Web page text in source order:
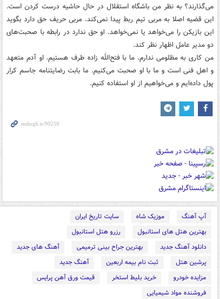
می‌گذارند؟ به نظر من باشگاه استقلال در حال حاشیه درست کردن است.
این قضیه اصلا به مربی تیم ربط پیدا نمی‌کند. مربی حریف حق دارد بگوید
این بازیکن را می‌خواهد یا نمی‌خواهد. او حق ندارد در رابطه با صحبت‌های
دو مدیر عامل اظهار نظر کند.
من کاری به مظلومی ندارم. ما با فتح‌الله زاده طرف هستیم. او آدم متعهد
و اهل فنی است و ما با او صحبت می‌کنیم. ما بابت رضایتنامه جاسم کرار
پول داده‌ایم و می‌خواهیم از او استفاده کنیم.
آپ آهنگ موزیک شاه
سایت تاریخ ایران
بهترین هتل های استانبول
رزرو هتل استانبول
دانلود آهنگ جدید
بهترین جراح بینی ترمیمی
آهنگ های جدید
پرشین هتل
ثبت نام بیمه اربعین
آهنگ جدید
مزایده خودرو
خرید بلیط استخر
قیمت ورق آهن پرایس
فروشنده مواد شیمیایی